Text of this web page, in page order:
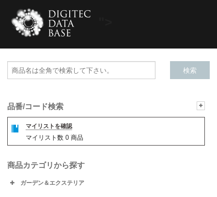
品番/コード検索
マイリストを確認
マイリスト数 0 商品
商品カテゴリから探す
ガーデン＆エクステリア